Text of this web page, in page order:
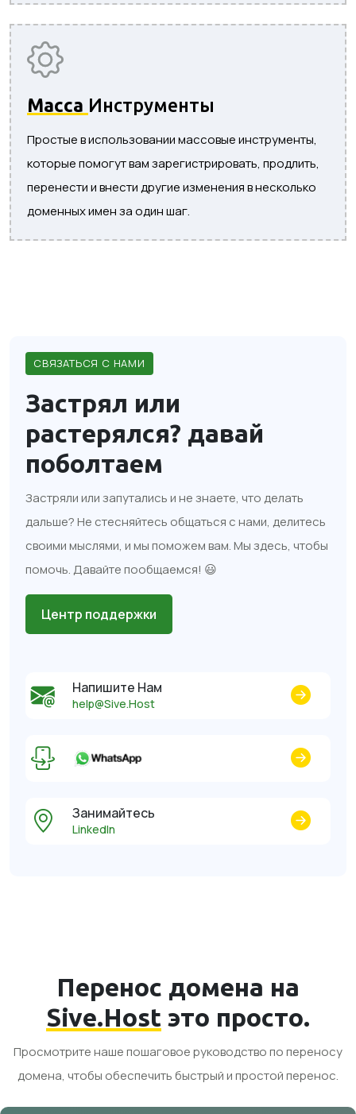
Масса Инструменты
Простые в использовании массовые инструменты,
которые помогут вам зарегистрировать, продлить,
перенести и внести другие изменения в несколько
доменных имен за один шаг.
СВЯЗАТЬСЯ С НАМИ
Застрял или
растерялся? давай
поболтаем
Застряли или запутались и не знаете, что делать
дальше? Не стесняйтесь общаться с нами, делитесь
своими мыслями, и мы поможем вам. Мы здесь, чтобы
помочь. Давайте пообщаемся! 😃
Центр поддержки
Напишите Нам
help@Sive.Host
Занимайтесь
LinkedIn
Перенос домена на
Sive.Host это просто.
Просмотрите наше пошаговое руководство по переносу
домена, чтобы обеспечить быстрый и простой перенос.